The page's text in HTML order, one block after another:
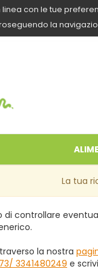
con le tue
la
La tua
di controllare
la nostra
3341480249 e